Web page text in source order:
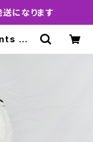
になります
00